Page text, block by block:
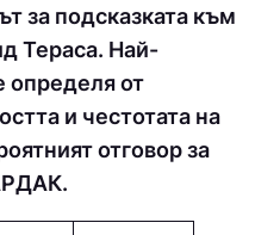
за подсказката към
Тераса. Най-
определя от
и честотата на
отговор за